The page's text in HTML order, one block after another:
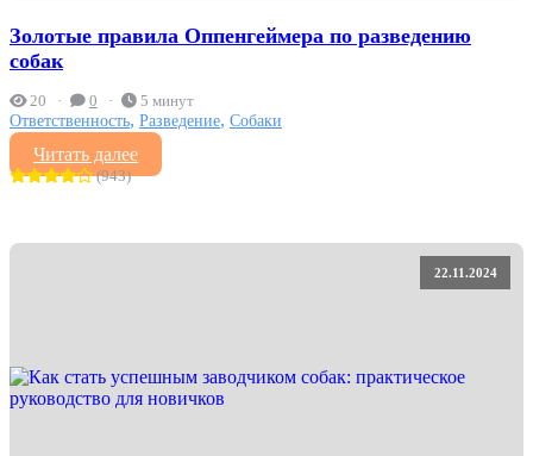
Золотые правила Оппенгеймера по разведению
собак
20 0 5 минут
Ответственность, Разведение, Собаки
Читать далее
(943)
22.11.2024